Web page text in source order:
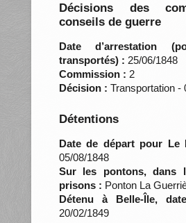
Décisions des
conseils de guerre
Date d’arrestation
transportés) : 25/06/1848
Commission : 2
Décision : Transportation -
Détentions
Date de départ pour Le
05/08/1848
Sur les pontons, dans
prisons : Ponton La
Détenu à Belle-Île,
20/02/1849